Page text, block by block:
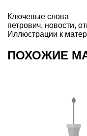
Ключевые слова
петрович, новости,
Иллюстрации к
ПОХОЖИЕ